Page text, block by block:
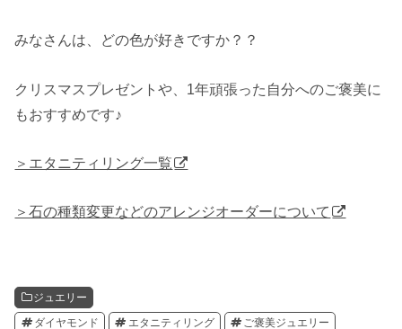
みなさんは、どの色が好きですか？？
クリスマスプレゼントや、1年頑張った自分へのご褒美に
もおすすめです♪
＞エタニティリング一覧
＞石の種類変更などのアレンジオーダーについて
ジュエリー
ダイヤモンド エタニティリング ご褒美ジュエリー